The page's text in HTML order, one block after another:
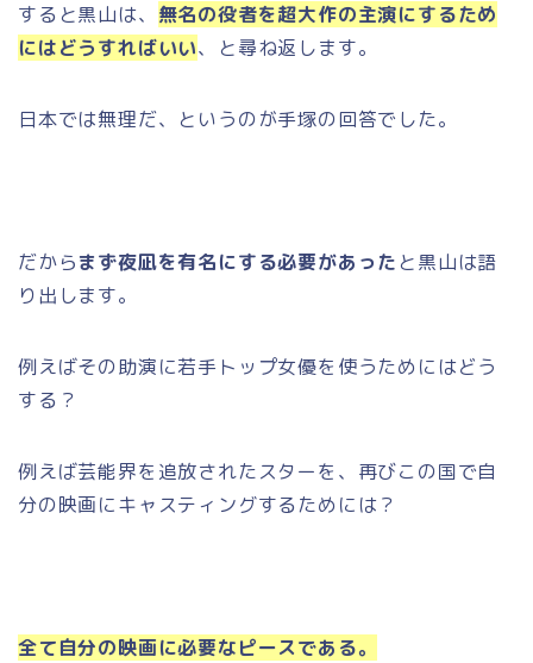
すると黒山は、 無名の役者を超大作の主演にするため
にはどうすればいい、と尋ね返します。
日本では無理だ、というのが手塚の回答でした。
だからまず夜凪を有名にする必要があったと黒山は語
り出します。
例えばその助演に若手トップ女優を使うためにはどう
する？
例えば芸能界を追放されたスターを、再びこの国で自
分の映画にキャスティングするためには？
全て自分の映画に必要なピースである。